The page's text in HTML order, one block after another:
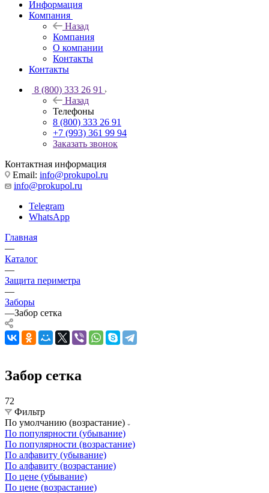
Информация
Компания
Назад
Компания
О компании
Контакты
Контакты
8 (800) 333 26 91
Назад
Телефоны
8 (800) 333 26 91
+7 (993) 361 99 94
Заказать звонок
Контактная информация
Email: info@prokupol.ru
info@prokupol.ru
Telegram
WhatsApp
Главная
—
Каталог
—
Защита периметра
—
Заборы
—Забор сетка
Забор сетка
72
Фильтр
По умолчанию (возрастание)
По популярности (убывание)
По популярности (возрастание)
По алфавиту (убывание)
По алфавиту (возрастание)
По цене (убывание)
По цене (возрастание)